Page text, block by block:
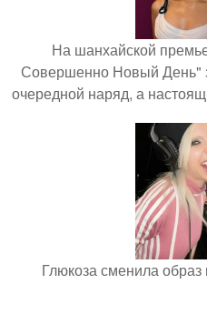
На шанхайской
Совершенно Новый День"
очередной наряд, а
Глюкоза сменила